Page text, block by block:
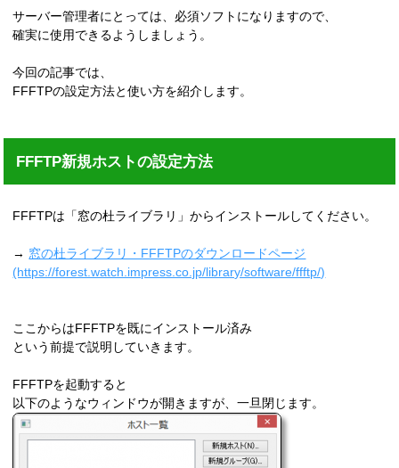
サーバー管理者にとっては、必須ソフトになりますので、
確実に使用できるようしましょう。
今回の記事では、
FFFTPの設定方法と使い方を紹介します。
FFFTP新規ホストの設定方法
FFFTPは「窓の杜ライブラリ」からインストールしてください。
→ 窓の杜ライブラリ・FFFTPのダウンロードページ
(https://forest.watch.impress.co.jp/library/software/ffftp/)
ここからはFFFTPを既にインストール済み
という前提で説明していきます。
FFFTPを起動すると
以下のようなウィンドウが開きますが、一旦閉じます。